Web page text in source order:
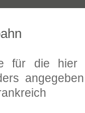
für die hier